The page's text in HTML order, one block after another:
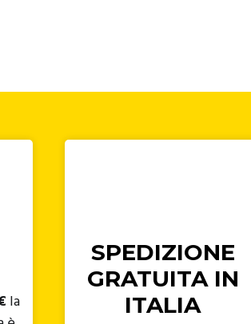
la
SPEDIZIONE
GRATUITA IN
ITALIA